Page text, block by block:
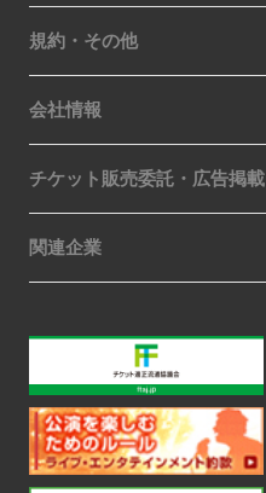
規約・その他
会社情報
チケット販売委託・広告掲載
関連企業